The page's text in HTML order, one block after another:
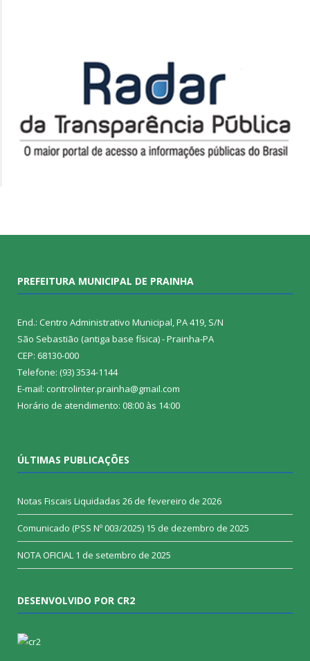
PREFEITURA MUNICIPAL DE PRAINHA
End.: Centro Administrativo Municipal, PA 419, S/N
São Sebastião (antiga base física) - Prainha-PA
CEP: 68130-000
Telefone: (93) 3534-1144
E-mail: controlinter.prainha@gmail.com
Horário de atendimento: 08:00 às 14:00
ÚLTIMAS PUBLICAÇÕES
Notas Fiscais Liquidadas 26 de fevereiro de 2026
Comunicado (PSS Nº 003/2025) 15 de dezembro de 2025
NOTA OFICIAL 1 de setembro de 2025
DESENVOLVIDO POR CR2